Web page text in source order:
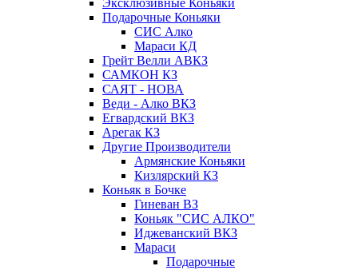
Эксклюзивные Коньяки
Подарочные Коньяки
СИС Алко
Мараси КД
Грейт Велли АВКЗ
САМКОН КЗ
САЯТ - НОВА
Веди - Алко ВКЗ
Егвардский ВКЗ
Арегак КЗ
Другие Производители
Армянские Коньяки
Кизлярский КЗ
Коньяк в Бочке
Гиневан ВЗ
Коньяк "СИС АЛКО"
Иджеванский ВКЗ
Мараси
Подарочные